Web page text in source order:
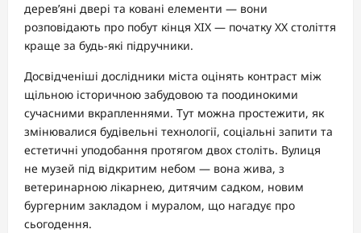
дерев’яні двері та ковані елементи — вони
розповідають про побут кінця XIX — початку XX століття
краще за будь-які підручники.
Досвідченіші дослідники міста оцінять контраст між
щільною історичною забудовою та поодинокими
сучасними вкрапленнями. Тут можна простежити, як
змінювалися будівельні технології, соціальні запити та
естетичні уподобання протягом двох століть. Вулиця
не музей під відкритим небом — вона жива, з
ветеринарною лікарнею, дитячим садком, новим
бургерним закладом і муралом, що нагадує про
сьогодення.